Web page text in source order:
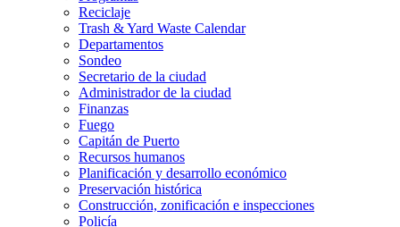
Reciclaje
Trash & Yard Waste Calendar
Departamentos
Sondeo
Secretario de la ciudad
Administrador de la ciudad
Finanzas
Fuego
Capitán de Puerto
Recursos humanos
Planificación y desarrollo económico
Preservación histórica
Construcción, zonificación e inspecciones
Policía